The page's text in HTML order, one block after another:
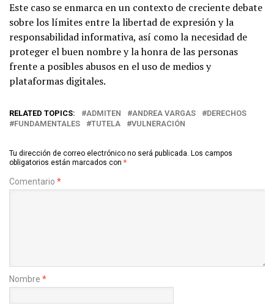
Este caso se enmarca en un contexto de creciente debate
sobre los límites entre la libertad de expresión y la
responsabilidad informativa, así como la necesidad de
proteger el buen nombre y la honra de las personas
frente a posibles abusos en el uso de medios y
plataformas digitales.
RELATED TOPICS: ADMITEN ANDREA VARGAS
DERECHOS
FUNDAMENTALES
TUTELA VULNERACIÓN
Tu dirección de correo electrónico no será publicada. Los campos
obligatorios están marcados con *
Comentario *
Nombre *